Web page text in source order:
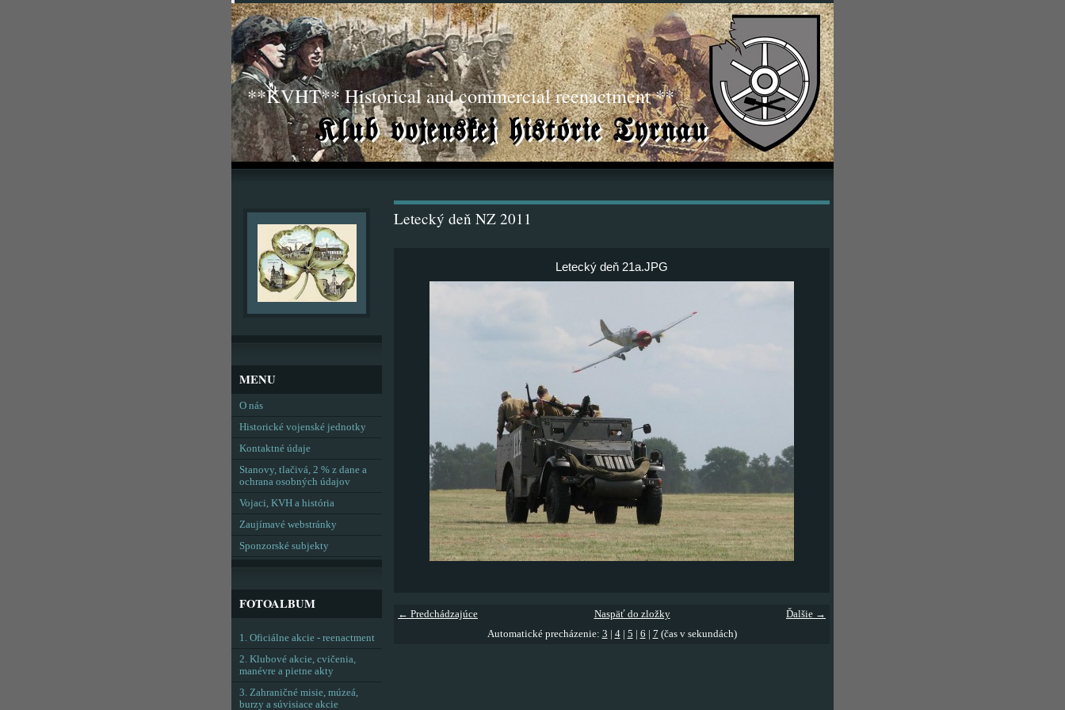
**KVHT** Historical and commercial reenactment **
Letecký deň NZ 2011
Letecký deň 21a.JPG
← Predchádzajúce Ďalšie →
Naspäť do zložky
Automatické precházenie: 3 4| 5 6 7 (čas v sekundách)
MENU
O nás
Historické vojenské jednotky
Kontaktné údaje
Stanovy, tlačivá, 2 % z dane a
ochrana osobných údajov
Vojaci, KVH a história
Zaujímavé webstránky
Sponzorské subjekty
FOTOALBUM
1. Oficiálne akcie - reenactment
2. Klubové akcie, cvičenia,
manévre a pietne akty
3. Zahraničné misie, múzeá,
burzy a súvisiace akcie